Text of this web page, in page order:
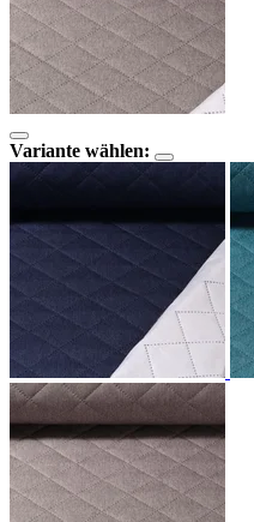
Variante wählen: